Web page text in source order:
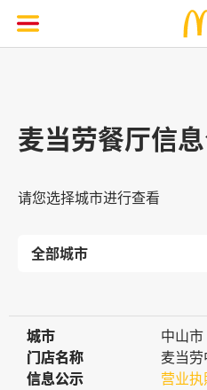
麦当劳餐厅信
请您选择城市进行查看
城市
城市
中山市
门店名称
门店名称
麦当
信息公示
信息公示
营业执